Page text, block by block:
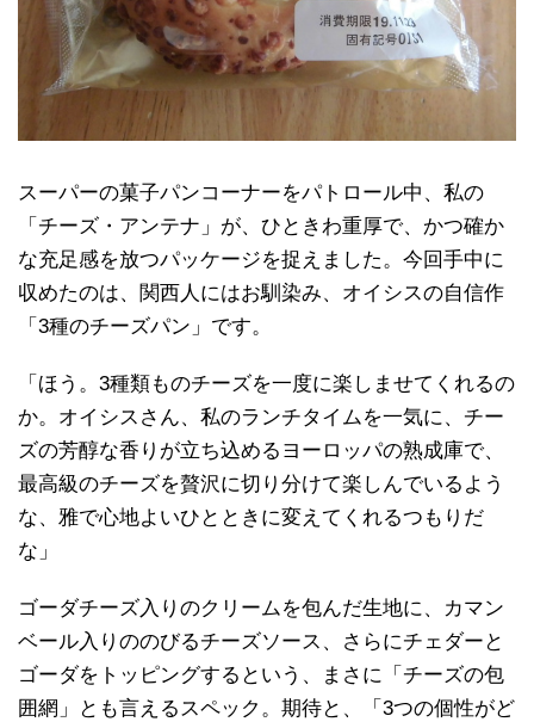
スーパーの菓子パンコーナーをパトロール中、私の
「チーズ・アンテナ」が、ひときわ重厚で、かつ確か
な充足感を放つパッケージを捉えました。今回手中に
収めたのは、関西人にはお馴染み、オイシスの自信作
「3種のチーズパン」です。
「ほう。3種類ものチーズを一度に楽しませてくれるの
か。オイシスさん、私のランチタイムを一気に、チー
ズの芳醇な香りが立ち込めるヨーロッパの熟成庫で、
最高級のチーズを贅沢に切り分けて楽しんでいるよう
な、雅で心地よいひとときに変えてくれるつもりだ
な」
ゴーダチーズ入りのクリームを包んだ生地に、カマン
ベール入りののびるチーズソース、さらにチェダーと
ゴーダをトッピングするという、まさに「チーズの包
囲網」とも言えるスペック。期待と、「3つの個性がど